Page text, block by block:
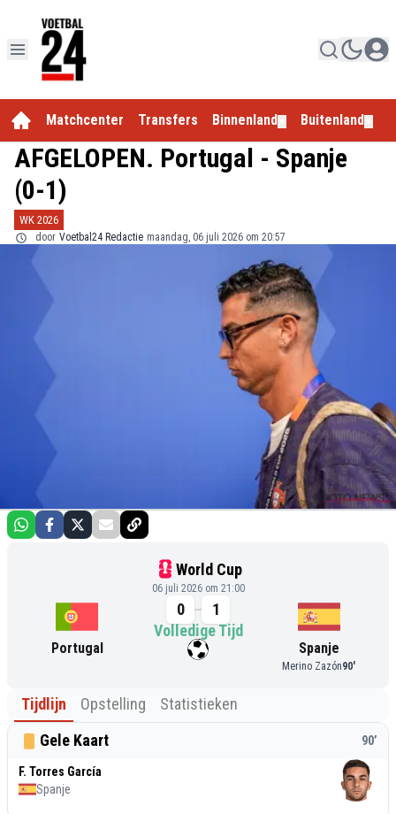
Matchcenter Transfers Binnenland Buitenland
AFGELOPEN. Portugal - Spanje
(0-1)
WK 2026
door Voetbal24 Redactie maandag, 06 juli 2026 om 20:57
World Cup
06 juli 2026 om 21:00
Portugal
0
1
Volledige Tijd
Spanje
Merino Zazón90'
Tijdlijn Opstelling
Statistieken
Gele Kaart
90’
F. Torres García
Spanje